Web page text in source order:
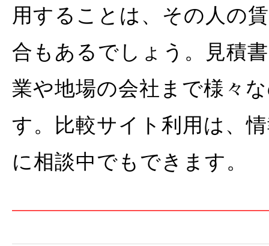
用することは、その人の
合もあるでしょう。見積
業や地場の会社まで様々
す。比較サイト利用は、
に相談中でもできます。